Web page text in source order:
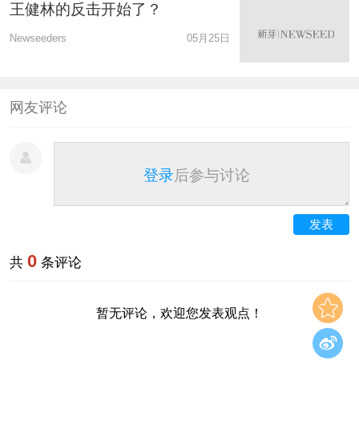
王健林的反击开始了？
Newseeders 05月25日
网友评论
登录后参与讨论
发表
共 0 条评论
暂无评论，欢迎您发表观点！